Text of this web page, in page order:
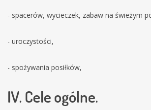
- spacerów, wycieczek, zabaw na świeżym
- uroczystości,
- spożywania posiłków,
IV. Cele ogólne.